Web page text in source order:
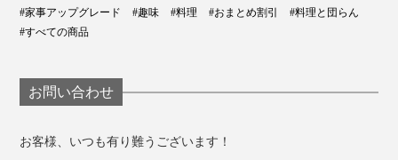
#家事アップグレード
#趣味 #料理 #おまとめ割引
#料理と団らん
#すべての商品
お問い合わせ
お客様、いつも有り難うございます！